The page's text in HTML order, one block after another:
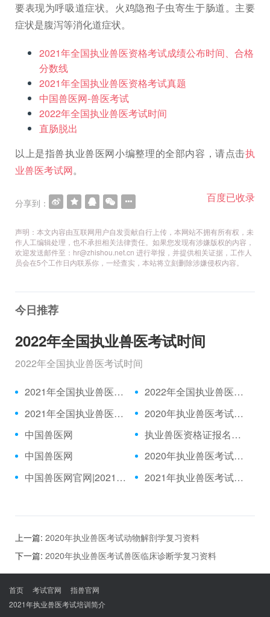
要表现为呼吸道症状。火鸡隐孢子虫寄生于肠道。主要
症状是腹泻等消化道症状。
2021年全国执业兽医资格考试成绩公布时间、合格
分数线
2021年全国执业兽医资格考试真题
中国兽医网-兽医考试
2022年全国执业兽医考试时间
直肠脱出
以上是指兽执业兽医网小编整理的全部内容，请点击执
业兽医考试网。
百度已收录
分享到：
声明：本文内容由互联网用户自发贡献自行上传，本网站不拥有所有权，未
作人工编辑处理，也不承担相关法律责任。如果您发现有涉嫌版权的内容，
欢迎发送邮件至：hr@zhishou.net.cn 进行举报，并提供相关证据，工作人
员会在5个工作日内联系你，一经查实，本站将立刻删除涉嫌侵权内容。
今日推荐
2022年全国执业兽医考试时间
2022年全国执业兽医考试时间
2021年全国执业兽医资格考试成绩公布时间、合格分数线
2022年全国执业兽医考试时间
2021年全国执业兽医考试报名时间
2020年执业兽医考试题目|2021年执业兽医中国兽医网官网
中国兽医网
执业兽医资格证报名入口|中国兽医网
中国兽医网
2020年执业兽医考试推迟|执业兽医考试网
中国兽医网官网|2021年执业兽医考试
2021年执业兽医考试报名官网
上一篇: 2020年执业兽医考试动物解剖学复习资料
下一篇: 2020年执业兽医考试兽医临床诊断学复习资料
首页 考试官网
指兽官网
2021年执业兽医考试培训简介